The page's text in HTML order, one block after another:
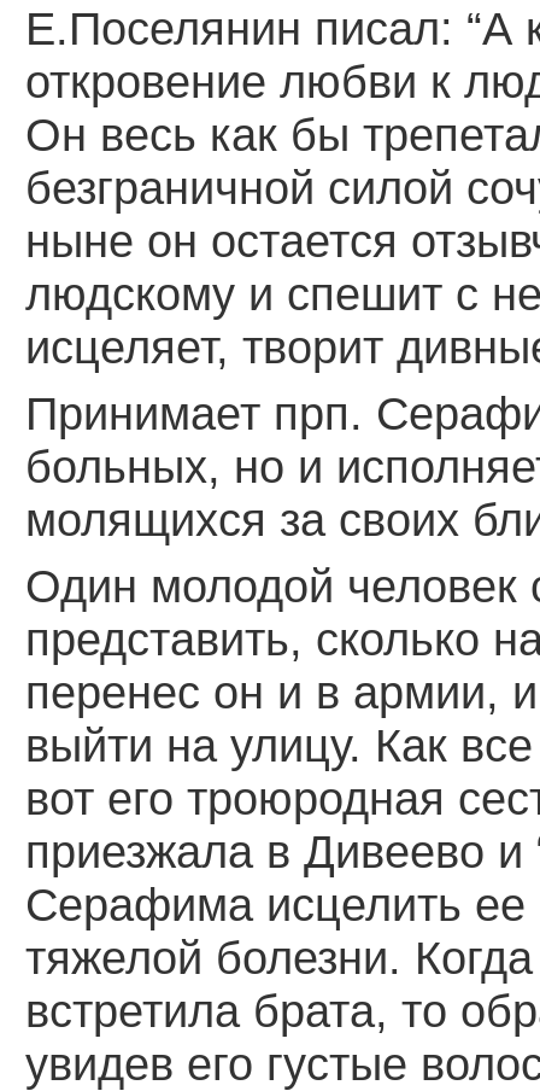
Е.Поселянин писал: “А
откровение любви к
Он весь как бы
безграничной силой
ныне он остается
людскому и спешит с
исцеляет, творит
Принимает прп.
больных, но и
молящихся за своих
Один молодой человек
представить, сколько
перенес он и в армии,
выйти на улицу. Как
вот его троюродная
приезжала в Дивеево и
Серафима исцелить ее
тяжелой болезни.
встретила брата, то
увидев его густые